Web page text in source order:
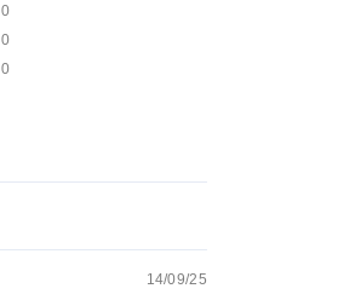
0
0
0
14/09/25